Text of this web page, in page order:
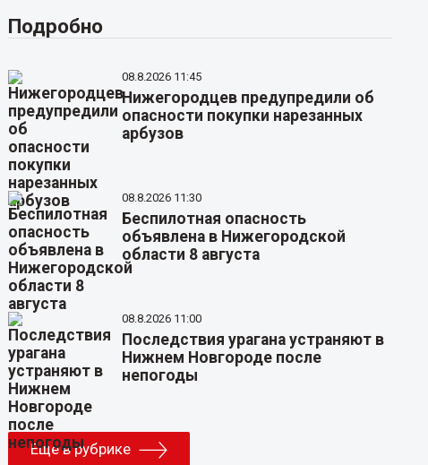
Подробно
08.8.2026 11:45
Нижегородцев предупредили об
опасности покупки нарезанных
арбузов
08.8.2026 11:30
Беспилотная опасность
объявлена в Нижегородской
области 8 августа
08.8.2026 11:00
Последствия урагана устраняют в
Нижнем Новгороде после
непогоды
Еще в рубрике